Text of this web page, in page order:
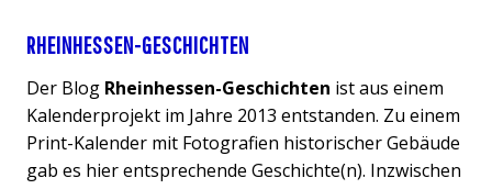
RHEINHESSEN-GESCHICHTEN
Der Blog Rheinhessen-Geschichten ist aus einem
Kalenderprojekt im Jahre 2013 entstanden. Zu einem
Print-Kalender mit Fotografien historischer Gebäude
gab es hier entsprechende Geschichte(n). Inzwischen